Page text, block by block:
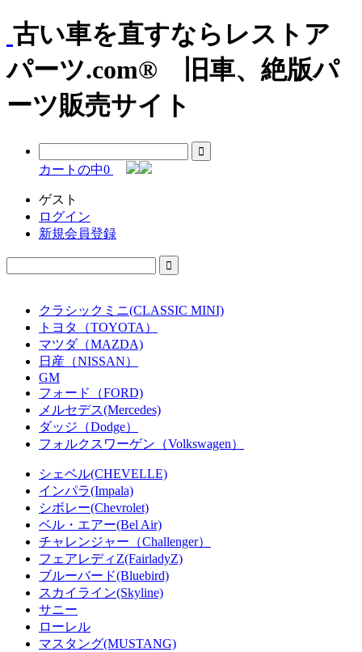
古い車を直すならレストア
パーツ.com® 旧車、絶版パ
ーツ販売サイト
カートの中0
ゲスト
ログイン
新規会員登録
クラシックミニ(CLASSIC MINI)
トヨタ（TOYOTA）
マツダ（MAZDA)
日産（NISSAN）
GM
フォード（FORD)
メルセデス(Mercedes)
ダッジ（Dodge）
フォルクスワーゲン（Volkswagen）
シェベル(CHEVELLE)
インパラ(Impala)
シボレー(Chevrolet)
ベル・エアー(Bel Air)
チャレンジャー（Challenger）
フェアレディZ(FairladyZ)
ブルーバード(Bluebird)
スカイライン(Skyline)
サニー
ローレル
マスタング(MUSTANG)